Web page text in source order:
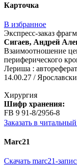
Карточка
В избранное
Экспресс-заказ
Сигаев, Андрей
Взаимоотношение
периферического
Лериша :
14.00.27 /
Хирургия
Шифр хранения:
FB 9 91-8/2956-8
Заказать в
Marc21
Скачать marc21-